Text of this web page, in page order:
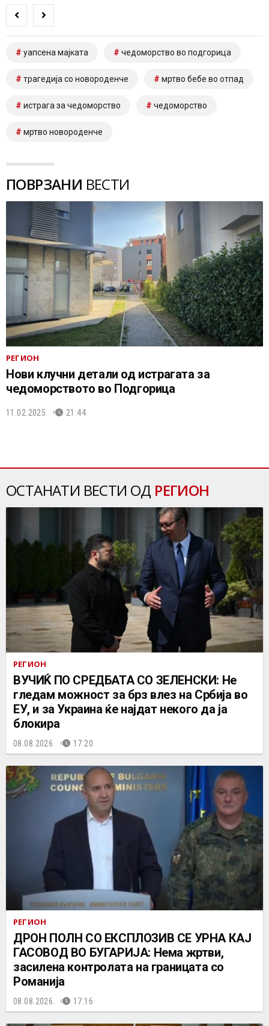
уапсена мајката чедоморство во подгорица
трагедија со новороденче мртво бебе во отпад
истрага за чедоморство чедоморство
мртво новороденче
ПОВРЗАНИ ВЕСТИ
РЕГИОН
Нови клучни детали од истрагата за
чедоморството во Подгорица
11.02.2025. 21:44
ОСТАНАТИ ВЕСТИ ОД РЕГИОН
РЕГИОН
ВУЧИЌ ПО СРЕДБАТА СО ЗЕЛЕНСКИ: Не
гледам можност за брз влез на Србија во
ЕУ, и за Украина ќе најдат некого да ја
блокира
08.08.2026. 17:20
РЕГИОН
ДРОН ПОЛН СО ЕКСПЛОЗИВ СЕ УРНА КАЈ
ГАСОВОД ВО БУГАРИЈА: Нема жртви,
засилена контролата на границата со
Романија
08.08.2026. 17:16